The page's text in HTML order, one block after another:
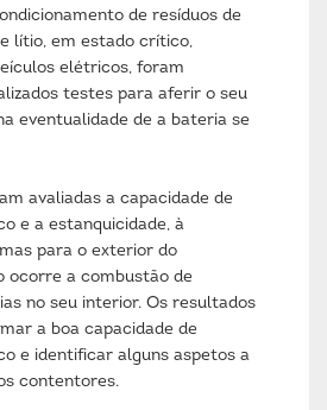
de resíduos de
lítio, em estado crítico,
elétricos, foram
testes para aferir o seu
eventualidade de a bateria se
avaliadas a capacidade de
e a estanquicidade, à
para o exterior do
ocorre a combustão de
no seu interior. Os resultados
a boa capacidade de
e identificar alguns aspetos a
contentores.